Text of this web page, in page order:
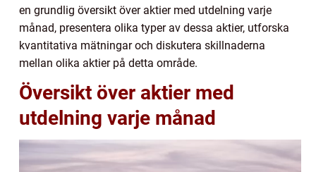
en grundlig översikt över aktier med utdelning varje
månad, presentera olika typer av dessa aktier, utforska
kvantitativa mätningar och diskutera skillnaderna
mellan olika aktier på detta område.
Översikt över aktier med
utdelning varje månad